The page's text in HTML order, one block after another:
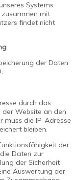
Systems
zusammen mit
findet nicht
der Daten
durch das
Website an den
muss die IP-Adresse
bleiben.
der
Daten zur
der Sicherheit
Auswertung der